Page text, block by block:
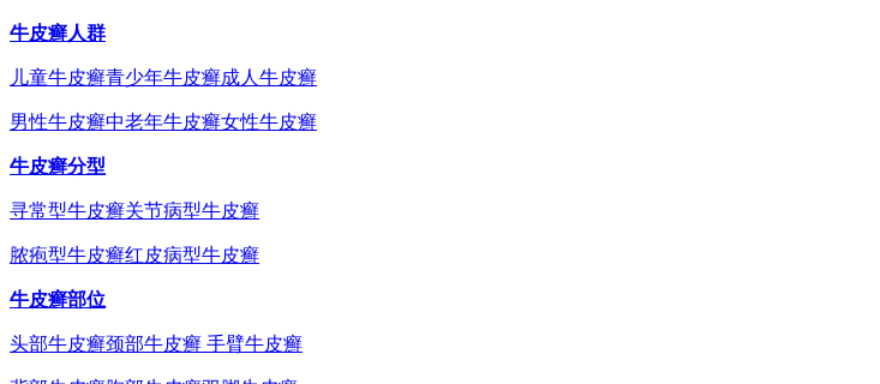
牛皮癣人群
儿童牛皮癣青少年牛皮癣成人牛皮癣
男性牛皮癣中老年牛皮癣女性牛皮癣
牛皮癣分型
寻常型牛皮癣关节病型牛皮癣
脓疱型牛皮癣红皮病型牛皮癣
牛皮癣部位
头部牛皮癣颈部牛皮癣 手臂牛皮癣